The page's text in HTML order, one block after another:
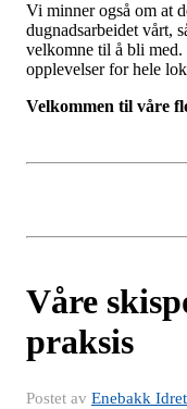
Vi minner også om at
dugnadsarbeidet vårt,
velkomne til å bli med.
opplevelser for hele
Velkommen til våre
Våre
praksis
Postet av Enebakk